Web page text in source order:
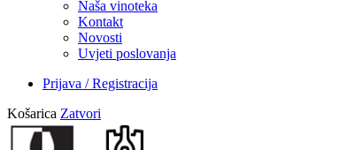
Naša vinoteka
Kontakt
Novosti
Uvjeti poslovanja
Prijava / Registracija
Košarica Zatvori